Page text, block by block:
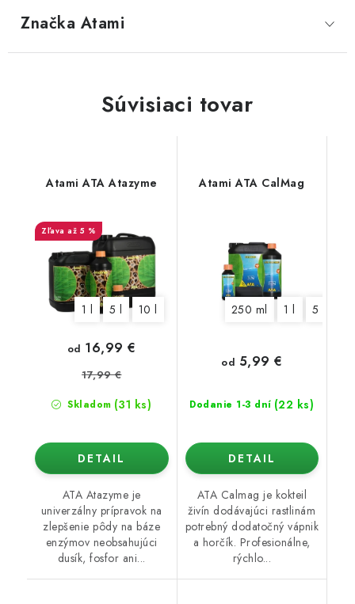
Značka Atami
Súvisiaci tovar
Atami ATA Atazyme
až 5 %
1 l 5 l 10 l
Skladom (31 ks)
od 16,99 €
17,99 €
DETAIL
ATA Atazyme je
univerzálny prípravok na
zlepšenie pôdy na báze
enzýmov neobsahujúci
dusík, fosfor ani...
Atami ATA CalMag
250 ml 1 l 5 l
Dodanie 1-3 dní (22 ks)
od 5,99 €
DETAIL
ATA Calmag je kokteil
živín dodávajúci rastlinám
potrebný dodatočný vápnik
a horčík. Profesionálne,
rýchlo...